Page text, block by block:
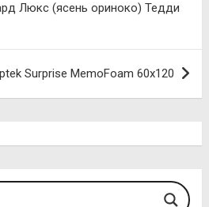
Люкс (ясень ориноко) Тедди
Surprise MemoFoam 60х120